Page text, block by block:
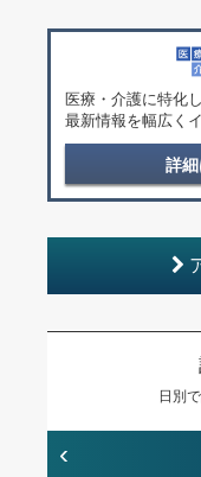
医療・介護に特化
最新情報を幅広く
詳
日別
‹